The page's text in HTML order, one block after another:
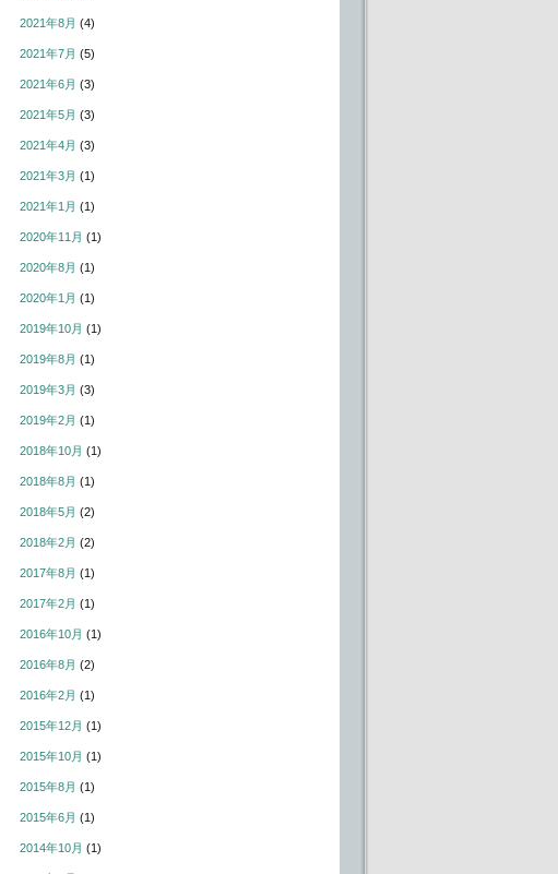
2021年8月 (4)
2021年7月 (5)
2021年6月 (3)
2021年5月 (3)
2021年4月 (3)
2021年3月 (1)
2021年1月 (1)
2020年11月 (1)
2020年8月 (1)
2020年1月 (1)
2019年10月 (1)
2019年8月 (1)
2019年3月 (3)
2019年2月 (1)
2018年10月 (1)
2018年8月 (1)
2018年5月 (2)
2018年2月 (2)
2017年8月 (1)
2017年2月 (1)
2016年10月 (1)
2016年8月 (2)
2016年2月 (1)
2015年12月 (1)
2015年10月 (1)
2015年8月 (1)
2015年6月 (1)
2014年10月 (1)